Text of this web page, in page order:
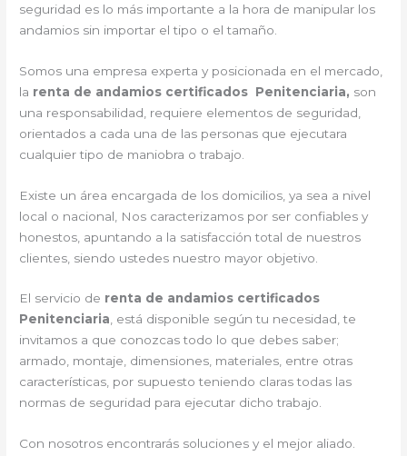
seguridad es lo más importante a la hora de manipular los
andamios sin importar el tipo o el tamaño.
Somos una empresa experta y posicionada en el mercado,
la renta de andamios certificados Penitenciaria, son
una responsabilidad, requiere elementos de seguridad,
orientados a cada una de las personas que ejecutara
cualquier tipo de maniobra o trabajo.
Existe un área encargada de los domicilios, ya sea a nivel
local o nacional, Nos caracterizamos por ser confiables y
honestos, apuntando a la satisfacción total de nuestros
clientes, siendo ustedes nuestro mayor objetivo.
El servicio de renta de andamios certificados
Penitenciaria, está disponible según tu necesidad, te
invitamos a que conozcas todo lo que debes saber;
armado, montaje, dimensiones, materiales, entre otras
características, por supuesto teniendo claras todas las
normas de seguridad para ejecutar dicho trabajo.
Con nosotros encontrarás soluciones y el mejor aliado.